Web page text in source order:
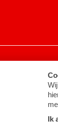
instellingen